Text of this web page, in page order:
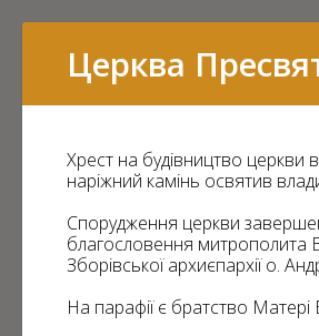
Церква
Хрест на будівництво церкви
наріжний камінь освятив
Спорудження церкви
благословення митрополита
Зборівської архиєпархії о.
На парафії є братство
16